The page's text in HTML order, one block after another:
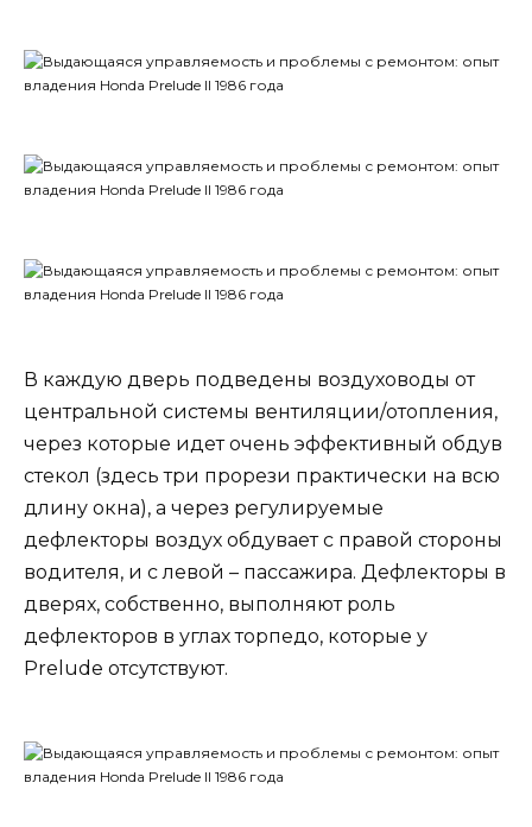
В каждую дверь подведены воздуховоды от
центральной системы вентиляции/отопления,
через которые идет очень эффективный обдув
стекол (здесь три прорези практически на всю
длину окна), а через регулируемые
дефлекторы воздух обдувает с правой стороны
водителя, и с левой – пассажира. Дефлекторы в
дверях, собственно, выполняют роль
дефлекторов в углах торпедо, которые у
Prelude отсутствуют.